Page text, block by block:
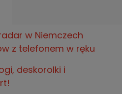
w Niemczech
z telefonem w ręku
deskorolki i